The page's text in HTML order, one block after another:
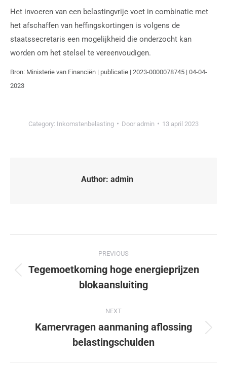
Het invoeren van een belastingvrije voet in combinatie met
het afschaffen van heffingskortingen is volgens de
staatssecretaris een mogelijkheid die onderzocht kan
worden om het stelsel te vereenvoudigen.
Bron: Ministerie van Financiën | publicatie | 2023-0000078745 | 04-04-
2023
Category: Inkomstenbelasting Door admin 13 april 2023
Author: admin
PREVIOUS
Tegemoetkoming hoge energieprijzen
blokaansluiting
NEXT
Kamervragen aanmaning aflossing
belastingschulden